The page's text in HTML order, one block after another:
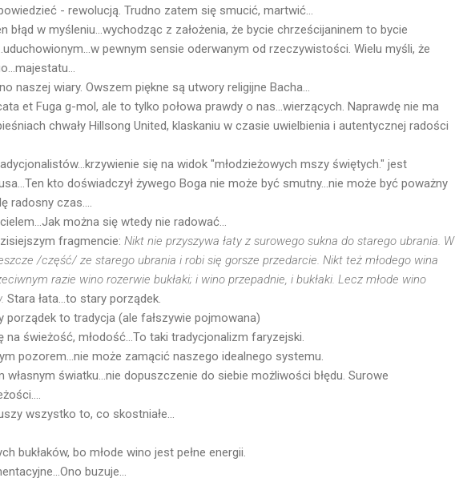
- rewolucją. Trudno zatem się smucić, martwić...
błąd w myśleniu...wychodząc z założenia, że bycie chrześcijaninem to bycie
pewnym sensie oderwanym od rzeczywistości. Wielu myśli, że
naszej wiary. Owszem piękne są utwory religijne Bacha...
et Fuga g-mol, ale to tylko połowa prawdy o nas...wierzących. Naprawdę nie ma
chwały Hillsong United, klaskaniu w czasie uwielbienia i autentycznej radości
się na widok "młodzieżowych mszy świętych." jest
kto doświadczył żywego Boga nie może być smutny...nie może być poważny
radosny czas....
można się wtedy nie radować...
fragmencie: Nikt nie przyszywa łaty z surowego sukna do starego ubrania. W
/część/ ze starego ubrania i robi się gorsze przedarcie. Nikt też młodego wina
razie wino rozerwie bukłaki; i wino przepadnie, i bukłaki. Lecz młode wino
Stara łata...to stary porządek.
porządek to tradycja (ale fałszywie pojmowana)
na świeżość, młodość...To taki tradycjonalizm faryzejski.
pozorem...nie może zamącić naszego idealnego systemu.
światku...nie dopuszczenie do siebie możliwości błędu. Surowe
wszystko to, co skostniałe...
bukłaków, bo młode wino jest pełne energii.
buzuje...